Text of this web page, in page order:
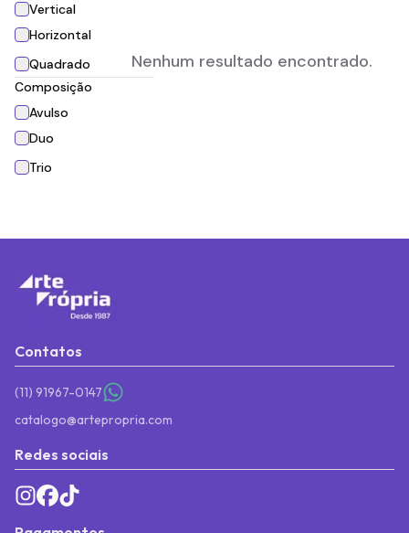
Vertical
Horizontal
Quadrado
Composição
Avulso
Duo
Trio
Nenhum resultado encontrado.
Contatos
(11) 91967-0147
catalogo@artepropria.com
Redes sociais